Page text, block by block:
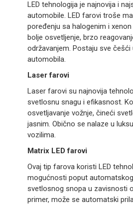
LED tehnologija je najnovija i
automobile. LED farovi troše
poređenju sa halogenim i
bolje osvetljenje, brzo
održavanjem. Postaju sve
automobila.
Laser farovi
Laser farovi su najnovija
svetlosnu snagu i efikasnost.
osvetljavanje vožnje, čineći
jasnim. Obično se nalaze u
vozilima.
Matrix LED farovi
Ovaj tip farova koristi LED
mogućnosti poput
svetlosnog snopa u zavisnosti
primer, može se automatski